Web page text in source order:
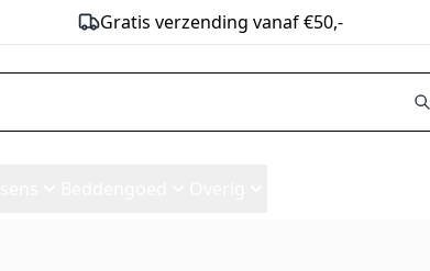
Gratis verzending vanaf €50,-